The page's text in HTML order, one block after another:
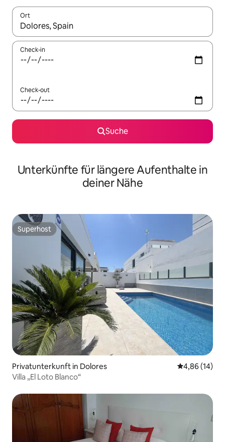
Ort
Wenn Ergebnisse verfügbar sind, navigiere mit den
Check-in
Check-out
Suche
Unterkünfte für längere Aufenthalte in
deiner Nähe
Superhost
Superhost
Privatunterkunft in Dolores
4,86 (14)
Villa „El Loto Blanco“